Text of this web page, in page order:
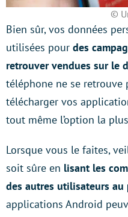
©
Bien sûr, vos données
utilisées pour des
retrouver vendues sur le
téléphone ne se retrouve
télécharger vos
tout même l’option la
Lorsque vous le faites,
soit sûre en lisant les
des autres utilisateurs au
applications Android